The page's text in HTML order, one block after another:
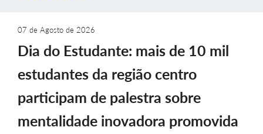
07 de Agosto de 2026
Dia do Estudante: mais de 10 mil
estudantes da região centro
participam de palestra sobre
mentalidade inovadora promovida